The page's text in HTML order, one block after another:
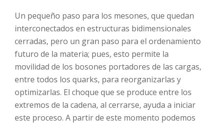
Un pequeño paso para los mesones, que quedan
interconectados en estructuras bidimensionales
cerradas, pero un gran paso para el ordenamiento
futuro de la materia; pues, esto permite la
movilidad de los bosones portadores de las cargas,
entre todos los quarks, para reorganizarlas y
optimizarlas. El choque que se produce entre los
extremos de la cadena, al cerrarse, ayuda a iniciar
este proceso. A partir de este momento podemos